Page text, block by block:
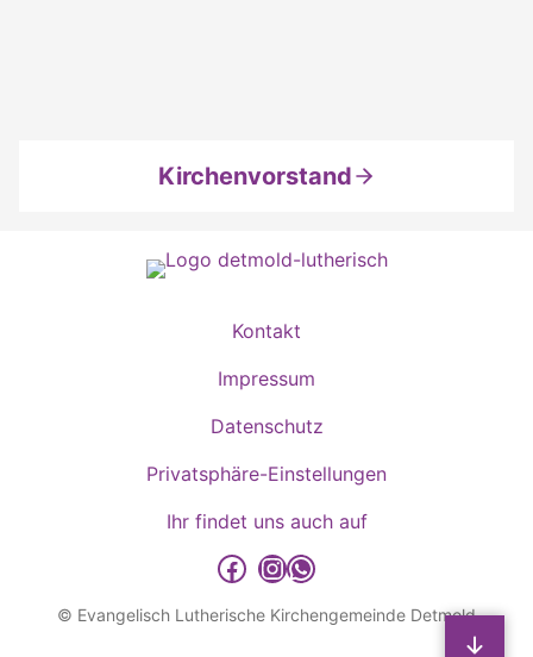
Kirchenvorstand
Kontakt
Impressum
Datenschutz
Privatsphäre-Einstellungen
Ihr findet uns auch auf
detmold-lutherisch auf Facebook
detmold-lutherisch auf Instagram
detmold-lutherisch auf WhatsApp
© Evangelisch Lutherische Kirchengemeinde Detmold